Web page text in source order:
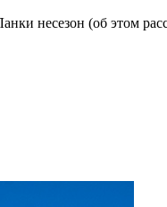
несезон (об этом